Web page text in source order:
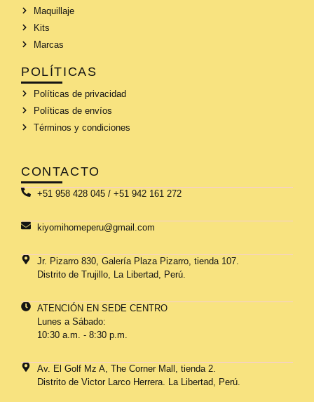
Maquillaje
Kits
Marcas
POLÍTICAS
Políticas de privacidad
Políticas de envíos
Términos y condiciones
CONTACTO
+51 958 428 045 / +51 942 161 272
kiyomihomeperu@gmail.com
Jr. Pizarro 830, Galería Plaza Pizarro, tienda 107.
Distrito de Trujillo, La Libertad, Perú.
ATENCIÓN EN SEDE CENTRO
Lunes a Sábado:
10:30 a.m. - 8:30 p.m.
Av. El Golf Mz A, The Corner Mall, tienda 2.
Distrito de Victor Larco Herrera. La Libertad, Perú.